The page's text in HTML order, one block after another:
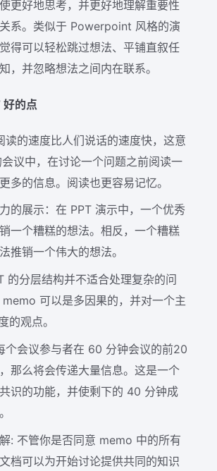
更好地思考，并更好地理解重要性
系。类似于 Powerpoint 风格的演
得可以轻松跳过想法、平铺直叙任
，并忽略想法之间内在联系。
的点
读的速度比人们说话的速度快，这意
议中，在讨论一个问题之前阅读一
多的信息。阅读也更容易记忆。
的展示：在 PPT 演示中，一个优秀
一个糟糕的想法。相反，一个糟糕
推销一个伟大的想法。
的分层结构并不适合处理复杂的问
可以是多因果的，并对一个主
的观点。
个会议参与者在 60 分钟会议的前20
那么将会传递大量信息。这是一个
识的功能，并使剩下的 40 分钟成
: 不管你是否同意 memo 中的所有
档可以为开始讨论提供共同的知识